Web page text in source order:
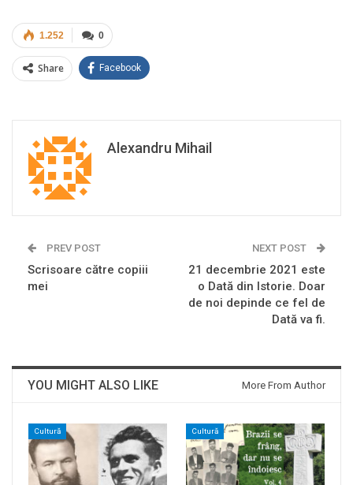
0
1.252
Share Facebook
Alexandru Mihail
PREV POST
Scrisoare către copiii
mei
NEXT POST
21 decembrie 2021 este
o Dată din Istorie. Doar
de noi depinde ce fel de
Dată va fi.
YOU MIGHT ALSO LIKE More From Author
Cultură Cultură